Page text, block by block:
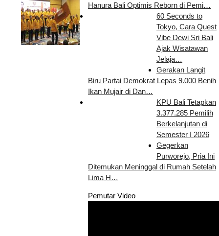
Hanura Bali Optimis Reborn di Pemi…
60 Seconds to
Tokyo, Cara Quest
Vibe Dewi Sri Bali
Ajak Wisatawan
Jelaja…
Gerakan Langit
Biru Partai Demokrat Lepas 9.000 Benih
Ikan Mujair di Dan…
KPU Bali Tetapkan
3.377.285 Pemilih
Berkelanjutan di
Semester I 2026
Gegerkan
Purworejo, Pria Ini
Ditemukan Meninggal di Rumah Setelah
Lima H…
Pemutar Video